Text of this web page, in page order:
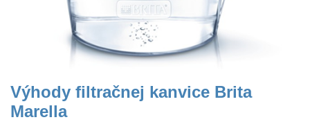
Výhody filtračnej kanvice Brita
Marella